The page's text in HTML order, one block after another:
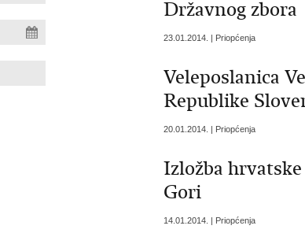
Državnog zbora
23.01.2014. | Priopćenja
Veleposlanica
Republike
20.01.2014. | Priopćenja
Izložba
Gori
14.01.2014. | Priopćenja